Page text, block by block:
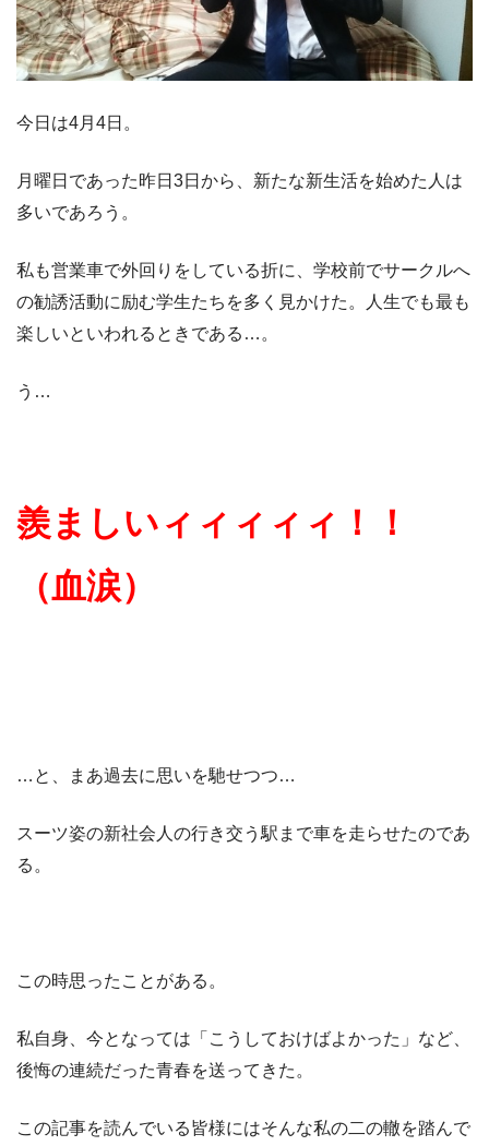
今日は4月4日。
月曜日であった昨日3日から、新たな新生活を始めた人は
多いであろう。
私も営業車で外回りをしている折に、学校前でサークルへ
の勧誘活動に励む学生たちを多く見かけた。人生でも最も
楽しいといわれるときである…。
う…
羨ましいィィィィィ！！
（血涙）
…と、まあ過去に思いを馳せつつ…
スーツ姿の新社会人の行き交う駅まで車を走らせたのであ
る。
この時思ったことがある。
私自身、今となっては「こうしておけばよかった」など、
後悔の連続だった青春を送ってきた。
この記事を読んでいる皆様にはそんな私の二の轍を踏んで